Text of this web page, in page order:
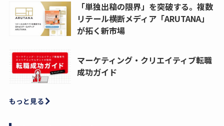
「単独出稿の限界」を突破する。複数
リテール横断メディア「ARUTANA」
が拓く新市場
マーケティング・クリエイティブ転職
成功ガイド
もっと見る